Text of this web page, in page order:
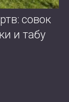
совок
и табу